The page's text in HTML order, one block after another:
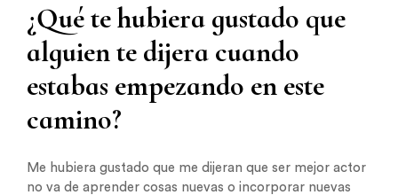
¿Qué te hubiera gustado que
alguien te dijera cuando
estabas empezando en este
camino?
Me hubiera gustado que me dijeran que ser mejor actor
no va de aprender cosas nuevas o incorporar nuevas